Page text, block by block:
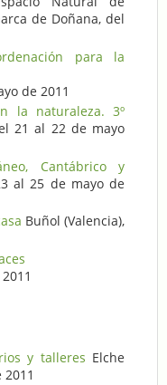
de Doñana, del
para la
de 2011
la naturaleza. 3º
21 al 22 de mayo
Cantábrico y
al 25 de mayo de
Buñol (Valencia),
y talleres Elche